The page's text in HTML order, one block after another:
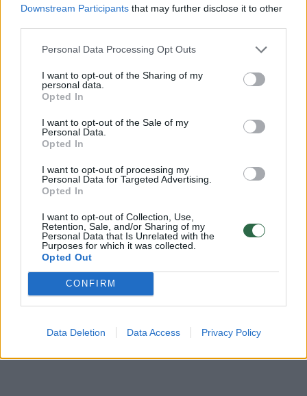
Downstream Participants that may further disclose it to other
Personal Data Processing Opt Outs
I want to opt-out of the Sharing of my
personal data.
Opted In
I want to opt-out of the Sale of my
Personal Data.
Opted In
I want to opt-out of processing my
Personal Data for Targeted Advertising.
Opted In
I want to opt-out of Collection, Use,
Retention, Sale, and/or Sharing of my
Personal Data that Is Unrelated with the
Purposes for which it was collected.
Opted Out
CONFIRM
Data Deletion Data Access Privacy Policy
Komentuoti po šiuo straipsniu
Komentuoti gali tik Lrytas registruoti vartotojai.
Prisijunkite prie registruotų vartotojų
bendruomenės ir bendraukite komentaruose!
Prisijungti komentatoriams